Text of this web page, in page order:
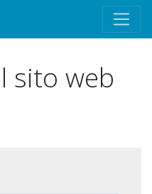
sito web